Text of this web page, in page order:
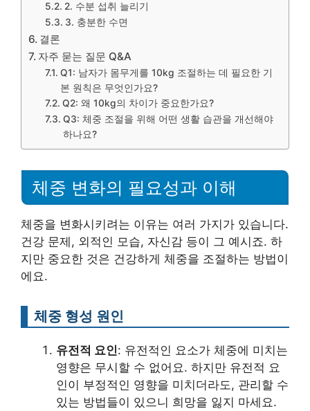
2. 수분 섭취 늘리기
3. 충분한 수면
결론
자주 묻는 질문 Q&A
Q1: 남자가 몸무게를 10kg 조절하는 데 필요한 기
본 원칙은 무엇인가요?
Q2: 왜 10kg의 차이가 중요한가요?
Q3: 체중 조절을 위해 어떤 생활 습관을 개선해야
하나요?
체중 변화의 필요성과 이해
체중을 변화시키려는 이유는 여러 가지가 있습니다.
건강 문제, 외적인 모습, 자신감 등이 그 예시죠. 하
지만 중요한 것은 건강하게 체중을 조절하는 방법이
에요.
체중 형성 원인
유전적 요인: 유전적인 요소가 체중에 미치는
영향은 무시할 수 없어요. 하지만 유전적 요
인이 부정적인 영향을 미치더라도, 관리할 수
있는 방법들이 있으니 희망을 잃지 마세요.